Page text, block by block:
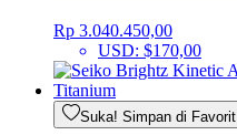
Rp 3.040.450,00
USD: $170,00
Suka! Simpan di Favorit